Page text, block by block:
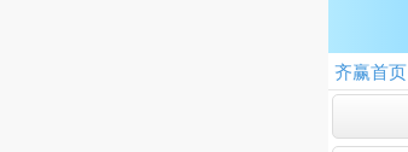
齐赢首页